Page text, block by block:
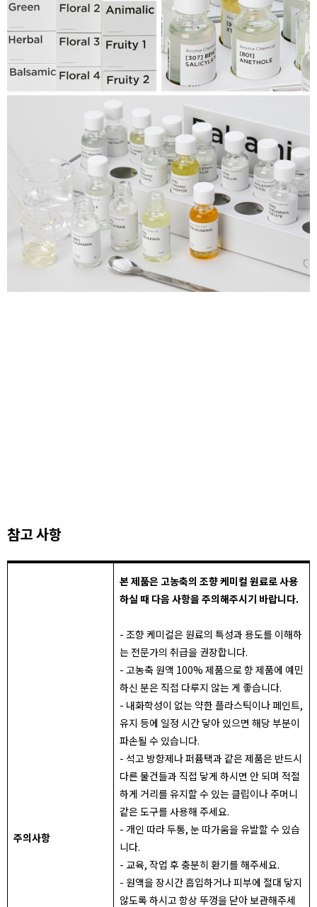
참고 사항
주의사항
본 제품은 고농축의 조향 케미컬 원료로 사용
하실 때 다음 사항을 주의해주시기 바랍니다.
- 조향 케미컬은 원료의 특성과 용도를 이해하
는 전문가의 취급을 권장합니다.
- 고농축 원액 100% 제품으로 향 제품에 예민
하신 분은 직접 다루지 않는 게 좋습니다.
- 내화학성이 없는 약한 플라스틱이나 페인트,
유지 등에 일정 시간 닿아 있으면 해당 부분이
파손될 수 있습니다.
- 석고 방향제나 퍼퓸택과 같은 제품은 반드시
다른 물건들과 직접 닿게 하시면 안 되며 적절
하게 거리를 유지할 수 있는 클립이나 주머니
같은 도구를 사용해 주세요.
- 개인 따라 두통, 눈 따가움을 유발할 수 있습
니다.
- 교육, 작업 후 충분히 환기를 해주세요.
- 원액을 장시간 흡입하거나 피부에 절대 닿지
않도록 하시고 항상 뚜껑을 닫아 보관해주세